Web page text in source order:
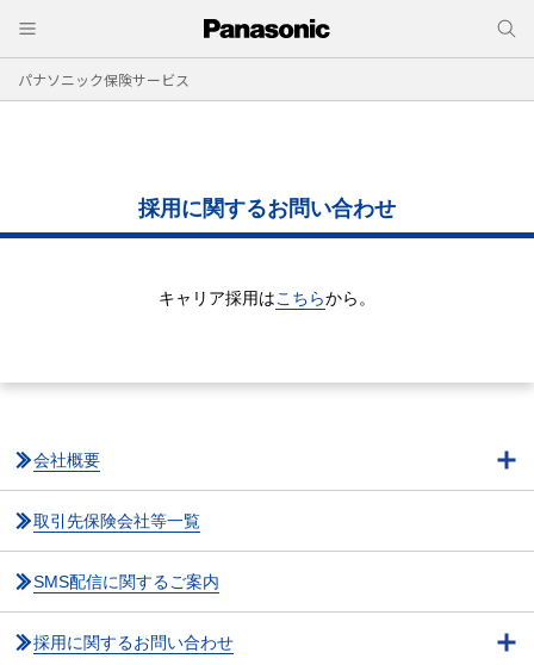
パナソニック保険サービス
採用に関するお問い合わせ
キャリア採用はこちらから。
会社概要
取引先保険会社等一覧
SMS配信に関するご案内
採用に関するお問い合わせ